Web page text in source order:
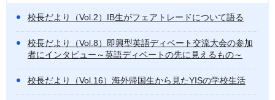
校長だより（Vol.2）IB生がフェアトレードについて語る
校長だより（Vol.8）即興型英語ディベート交流大会の参加
者にインタビュー～英語ディベートの先に見えるもの～
校長だより（Vol.16）海外帰国生から見たYISの学校生活